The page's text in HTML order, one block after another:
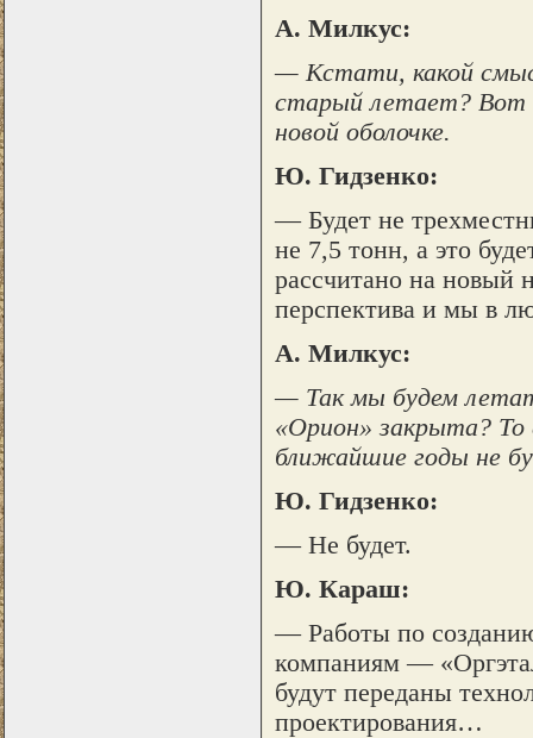
А. Милкус:
— Кстати, какой
старый летает? Вот
новой оболочке.
Ю. Гидзенко:
— Будет не
не 7,5 тонн, а это
рассчитано на новый
перспектива и мы в
А. Милкус:
— Так мы будем
«Орион» закрыта? То
ближайшие годы не
Ю. Гидзенко:
— Не будет.
Ю. Караш:
— Работы по
компаниям —
будут переданы
проектирования…